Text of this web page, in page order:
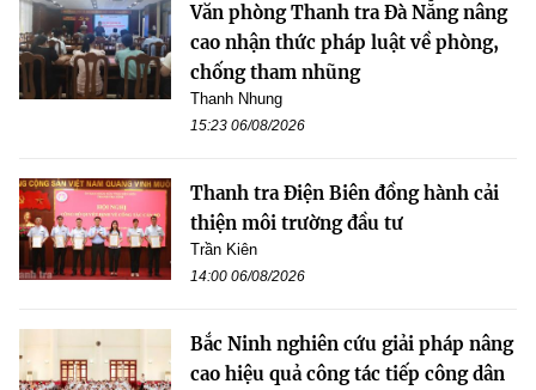
Văn phòng Thanh tra Đà Nẵng nâng
cao nhận thức pháp luật về phòng,
chống tham nhũng
Thanh Nhung
15:23 06/08/2026
Thanh tra Điện Biên đồng hành cải
thiện môi trường đầu tư
Trần Kiên
14:00 06/08/2026
Bắc Ninh nghiên cứu giải pháp nâng
cao hiệu quả công tác tiếp công dân